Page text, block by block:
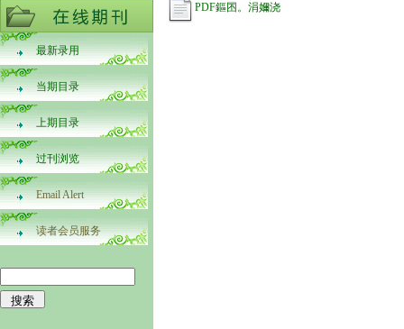
最新录用
当期目录
上期目录
过刊浏览
Email Alert
读者会员服务
PDF鏂囨。涓嬭浇